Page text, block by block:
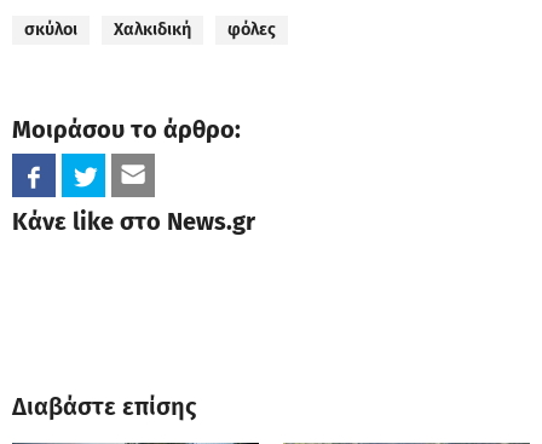
σκύλοι Χαλκιδική φόλες
Μοιράσου το άρθρο:
Κάνε like στο News.gr
Διαβάστε επίσης